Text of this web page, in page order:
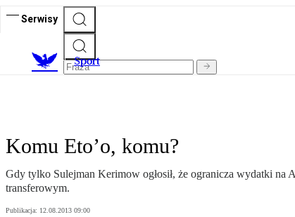
Serwisy
Sport
Komu Eto’o, komu?
Gdy tylko Sulejman Kerimow ogłosił, że ogranicza wydatki na
transferowym.
Publikacja: 12.08.2013 09:00